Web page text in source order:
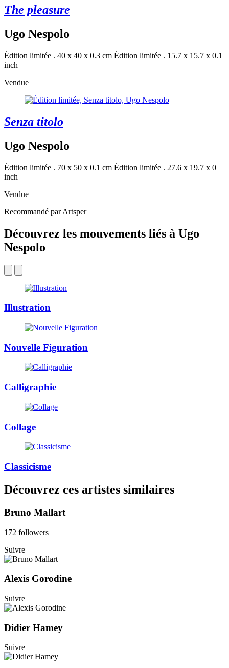
The pleasure
Ugo Nespolo
Édition limitée . 40 x 40 x 0.3 cm Édition limitée . 15.7 x 15.7 x 0.1
inch
Vendue
Senza titolo
Ugo Nespolo
Édition limitée . 70 x 50 x 0.1 cm Édition limitée . 27.6 x 19.7 x 0
inch
Vendue
Recommandé par Artsper
Découvrez les mouvements liés à Ugo
Nespolo
Illustration
Nouvelle Figuration
Calligraphie
Collage
Classicisme
Découvrez ces artistes similaires
Bruno Mallart
172 followers
Suivre
Alexis Gorodine
Suivre
Didier Hamey
Suivre